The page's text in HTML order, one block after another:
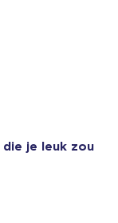
die je leuk zou